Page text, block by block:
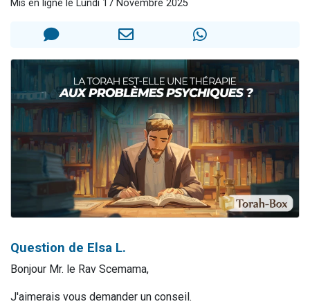
2 personnes viennent de faire un don pour Reloger Rivka, 6 enfants, victime de violences...
Il reste 49 places pour étudier en groupe sur Zoom
2 personnes viennent de nous rejoindre sur WhatsApp
Mis en ligne le Lundi 17 Novembre 2025
Question de Elsa L.
Bonjour Mr. le Rav Scemama,
J'aimerais vous demander un conseil.